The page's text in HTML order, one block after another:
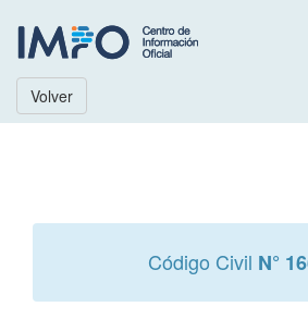
Volver
Código Civil N°